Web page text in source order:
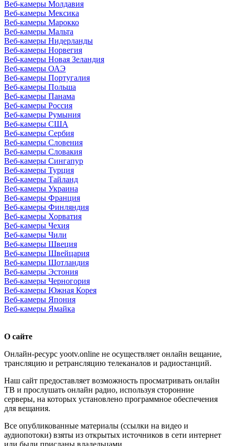
Веб-камеры Молдавия
Веб-камеры Мексика
Веб-камеры Марокко
Веб-камеры Мальта
Веб-камеры Нидерланды
Веб-камеры Норвегия
Веб-камеры Новая Зеландия
Веб-камеры ОАЭ
Веб-камеры Португалия
Веб-камеры Польша
Веб-камеры Панама
Веб-камеры Россия
Веб-камеры Румыния
Веб-камеры США
Веб-камеры Сербия
Веб-камеры Словения
Веб-камеры Словакия
Веб-камеры Сингапур
Веб-камеры Турция
Веб-камеры Тайланд
Веб-камеры Украина
Веб-камеры Франция
Веб-камеры Финляндия
Веб-камеры Хорватия
Веб-камеры Чехия
Веб-камеры Чили
Веб-камеры Швеция
Веб-камеры Швейцария
Веб-камеры Шотландия
Веб-камеры Эстония
Веб-камеры Черногория
Веб-камеры Южная Корея
Веб-камеры Япония
Веб-камеры Ямайка
О сайте
Онлайн-ресурс yootv.online не осуществляет онлайн вещание,
трансляцию и ретрансляцию телеканалов и радиостанций.
Наш сайт предоставляет возможность просматривать онлайн
ТВ и прослушать онлайн радио, используя сторонние
серверы, на которых установлено программное обеспечения
для вещания.
Все опубликованные материалы (ссылки на видео и
аудиопотоки) взяты из открытых источников в сети интернет